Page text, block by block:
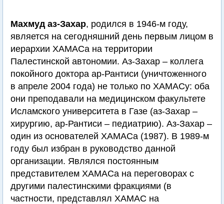
Махмуд аз-Захар, родился в 1946-м году,
является на сегодняшний день первым лицом в
иерархии ХАМАСа на территории
Палестинской автономии. Аз-Захар – коллега
покойного доктора ар-Рантиси (уничтоженного
в апреле 2004 года) не только по ХАМАСу: оба
они преподавали на медицинском факультете
Исламского университета в Газе (аз-Захар –
хирургию, ар-Рантиси – педиатрию). Аз-Захар –
один из основателей ХАМАСа (1987). В 1989-м
году был избран в руководство данной
организации. Являлся постоянным
представителем ХАМАСа на переговорах с
другими палестинскими фракциями (в
частности, представлял ХАМАС на